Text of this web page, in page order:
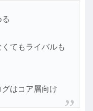
てもライバルも
グはコア層向け